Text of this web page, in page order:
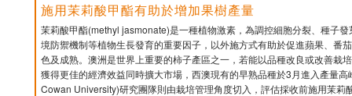
施用茉莉酸甲酯有助於增加果樹產量
茉莉酸甲酯(methyl jasmonate)是一種植物激素，為調控細胞分裂、種子
境防禦機制等植物生長發育的重要因子，以外施方式有助於促進蘋果、番
色及成熟。澳洲是世界上重要的柿子產區之一，若能以品種改良或改善栽
獲得更佳的經濟效益同時擴大市場，西澳現有的早熟品種於3月進入產量
Cowan University)研究團隊則由栽培管理角度切入，評估採收前施用茉莉